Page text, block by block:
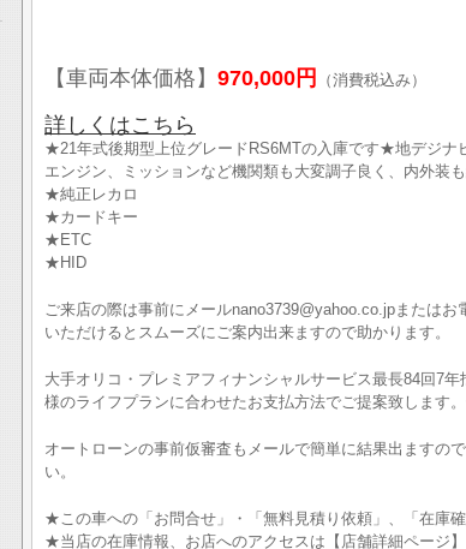
【車両本体価格】 970,000円 （消費税込み）
詳しくはこちら
★21年式後期型上位グレードRS6MTの入庫です★地デジナ
エンジン、ミッションなど機関類も大変調子良く、内外装
★純正レカロ
★カードキー
★ETC
★HID
ご来店の際は事前にメールnano3739@yahoo.co.jpまたは
いただけるとスムーズにご案内出来ますので助かります。
大手オリコ・プレミアフィナンシャルサービス最長84回7
様のライフプランに合わせたお支払方法でご提案致します
オートローンの事前仮審査もメールで簡単に結果出ますの
い。
★この車への「お問合せ」・「無料見積り依頼」、「在庫
★当店の在庫情報、お店へのアクセスは【店舗詳細ページ】